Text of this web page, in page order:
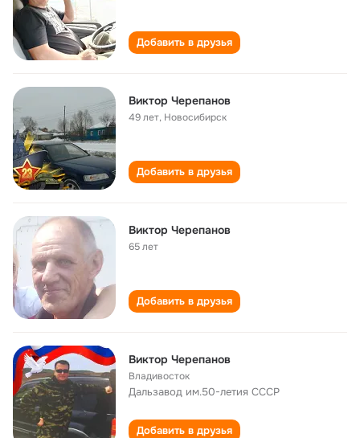
Добавить в друзья
Виктор Черепанов
49 лет, Новосибирск
Добавить в друзья
Виктор Черепанов
65 лет
Добавить в друзья
Виктор Черепанов
Владивосток
Дальзавод им.50-летия СССР
Добавить в друзья